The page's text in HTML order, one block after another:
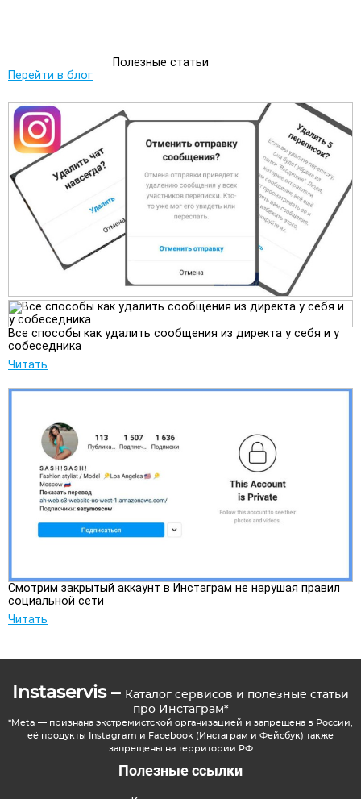
Полезные статьи
Перейти в блог
Все способы как удалить сообщения из директа у себя и у
собеседника
Читать
Смотрим закрытый аккаунт в Инстаграм не нарушая правил
социальной сети
Читать
Instaservis – Каталог сервисов и полезные статьи
про Инстаграм*
*Meta — признана экстремистской организацией и запрещена в России,
её продукты Instagram и Facebook (Инстаграм и Фейсбук) также
запрещены на территории РФ
Полезные ссылки